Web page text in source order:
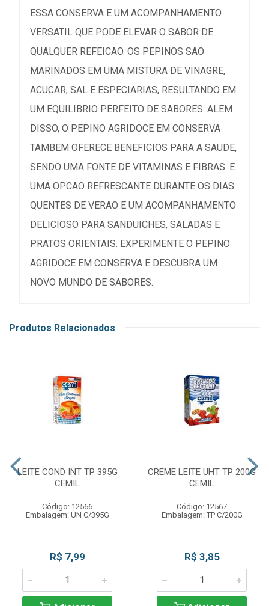
ESSA CONSERVA E UM ACOMPANHAMENTO
VERSATIL QUE PODE ELEVAR O SABOR DE
QUALQUER REFEICAO. OS PEPINOS SAO
MARINADOS EM UMA MISTURA DE VINAGRE,
ACUCAR, SAL E ESPECIARIAS, RESULTANDO EM
UM EQUILIBRIO PERFEITO DE SABORES. ALEM
DISSO, O PEPINO AGRIDOCE EM CONSERVA
TAMBEM OFERECE BENEFICIOS PARA A SAUDE,
SENDO UMA FONTE DE VITAMINAS E FIBRAS. E
UMA OPCAO REFRESCANTE DURANTE OS DIAS
QUENTES DE VERAO E UM ACOMPANHAMENTO
DELICIOSO PARA SANDUICHES, SALADAS E
PRATOS ORIENTAIS. EXPERIMENTE O PEPINO
AGRIDOCE EM CONSERVA E DESCUBRA UM
NOVO MUNDO DE SABORES.
Produtos Relacionados
LEITE COND INT TP 395G
CEMIL
Código: 12566
Embalagem: UN C/395G
R$ 7,99
CREME LEITE UHT TP 200G
CEMIL
Código: 12567
Embalagem: TP C/200G
R$ 3,85